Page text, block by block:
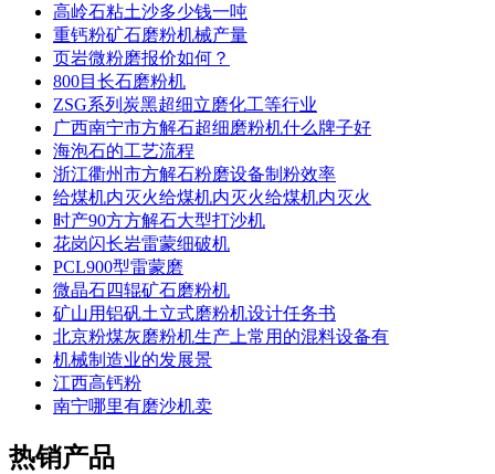
高岭石粘土沙多少钱一吨
重钙粉矿石磨粉机械产量
页岩微粉磨报价如何？
800目长石磨粉机
ZSG系列炭黑超细立磨化工等行业
广西南宁市方解石超细磨粉机什么牌子好
海泡石的工艺流程
浙江衢州市方解石粉磨设备制粉效率
给煤机内灭火给煤机内灭火给煤机内灭火
时产90方方解石大型打沙机
花岗闪长岩雷蒙细破机
PCL900型雷蒙磨
微晶石四辊矿石磨粉机
矿山用铝矾土立式磨粉机设计任务书
北京粉煤灰磨粉机生产上常用的混料设备有
机械制造业的发展景
江西高钙粉
南宁哪里有磨沙机卖
热销产品